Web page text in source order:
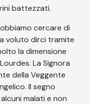
battezzati.
cercare di
voluto dirci tramite
la dimensione
La Signora
della Veggente
Il segno
malati e non